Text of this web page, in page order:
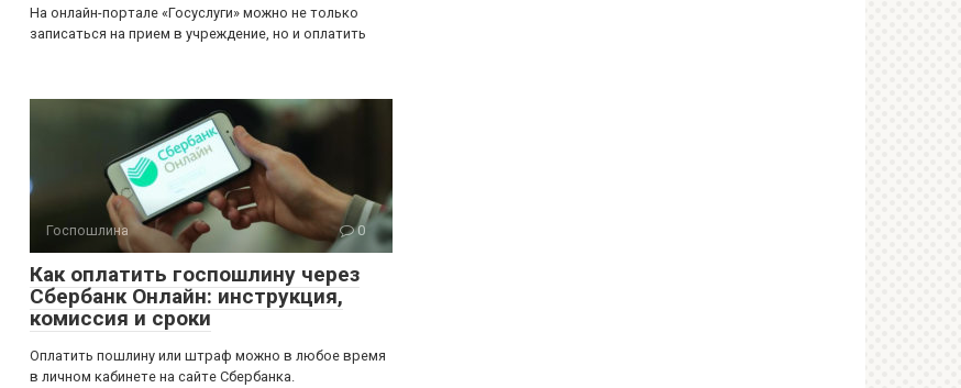
На онлайн-портале «Госуслуги» можно не только
записаться на прием в учреждение, но и оплатить
Госпошлина 0
Как оплатить госпошлину через
Сбербанк Онлайн: инструкция,
комиссия и сроки
Оплатить пошлину или штраф можно в любое время
в личном кабинете на сайте Сбербанка.